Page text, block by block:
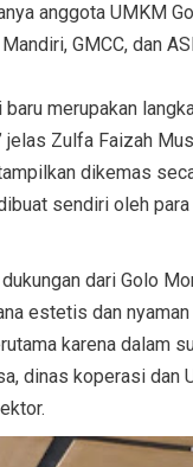
anggota UMKM
GMCC, dan
merupakan
Zulfa Faizah
dikemas
sendiri oleh
dari Golo
estetis dan
karena dalam
dinas koperasi dan